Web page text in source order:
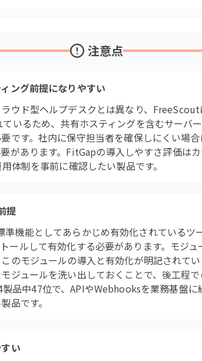
注意点
ング前提になりやすい
ウド型ヘルプデスクとは異なり、
いるため、共有ホスティングを含むサーバ
です。社内に保守担当者を確保しにくい場
があります。FitGapの導入しやすさ評価は
体制を事前に確認したい製品です。
提
機能としてあらかじめ有効化されているツ
ルして有効化する必要があります。モジュ
のモジュールの導入と有効化が明記されて
ジュールを洗い出しておくことで、後工程
品中47位で、APIやWebhooksを業務基盤
品です。
い